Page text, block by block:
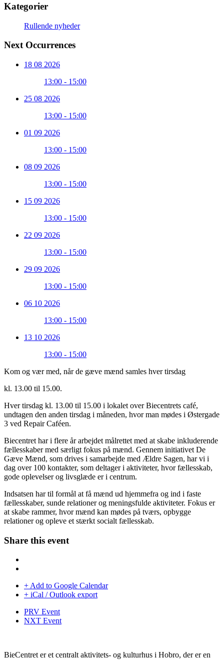
Kategorier
Rullende nyheder
Next Occurrences
18 08 2026
13:00 - 15:00
25 08 2026
13:00 - 15:00
01 09 2026
13:00 - 15:00
08 09 2026
13:00 - 15:00
15 09 2026
13:00 - 15:00
22 09 2026
13:00 - 15:00
29 09 2026
13:00 - 15:00
06 10 2026
13:00 - 15:00
13 10 2026
13:00 - 15:00
Kom og vær med, når de gæve mænd samles hver tirsdag
kl. 13.00 til 15.00.
Hver tirsdag kl. 13.00 til 15.00 i lokalet over Biecentrets café,
undtagen den anden tirsdag i måneden, hvor man mødes i Østergade
3 ved Repair Caféen.
Biecentret har i flere år arbejdet målrettet med at skabe inkluderende
fællesskaber med særligt fokus på mænd. Gennem initiativet De
Gæve Mænd, som drives i samarbejde med Ældre Sagen, har vi i
dag over 100 kontakter, som deltager i aktiviteter, hvor fællesskab,
gode oplevelser og livsglæde er i centrum.
Indsatsen har til formål at få mænd ud hjemmefra og ind i faste
fællesskaber, sunde relationer og meningsfulde aktiviteter. Fokus er
at skabe rammer, hvor mænd kan mødes på tværs, opbygge
relationer og opleve et stærkt socialt fællesskab.
Share this event
+ Add to Google Calendar
+ iCal / Outlook export
PRV Event
NXT Event
BieCentret er et centralt aktivitets- og kulturhus i Hobro, der er en